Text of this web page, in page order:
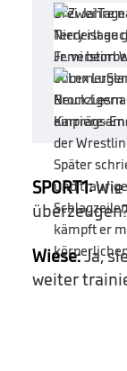
SPORT1:Wie
Wiese:Ja,
weiter